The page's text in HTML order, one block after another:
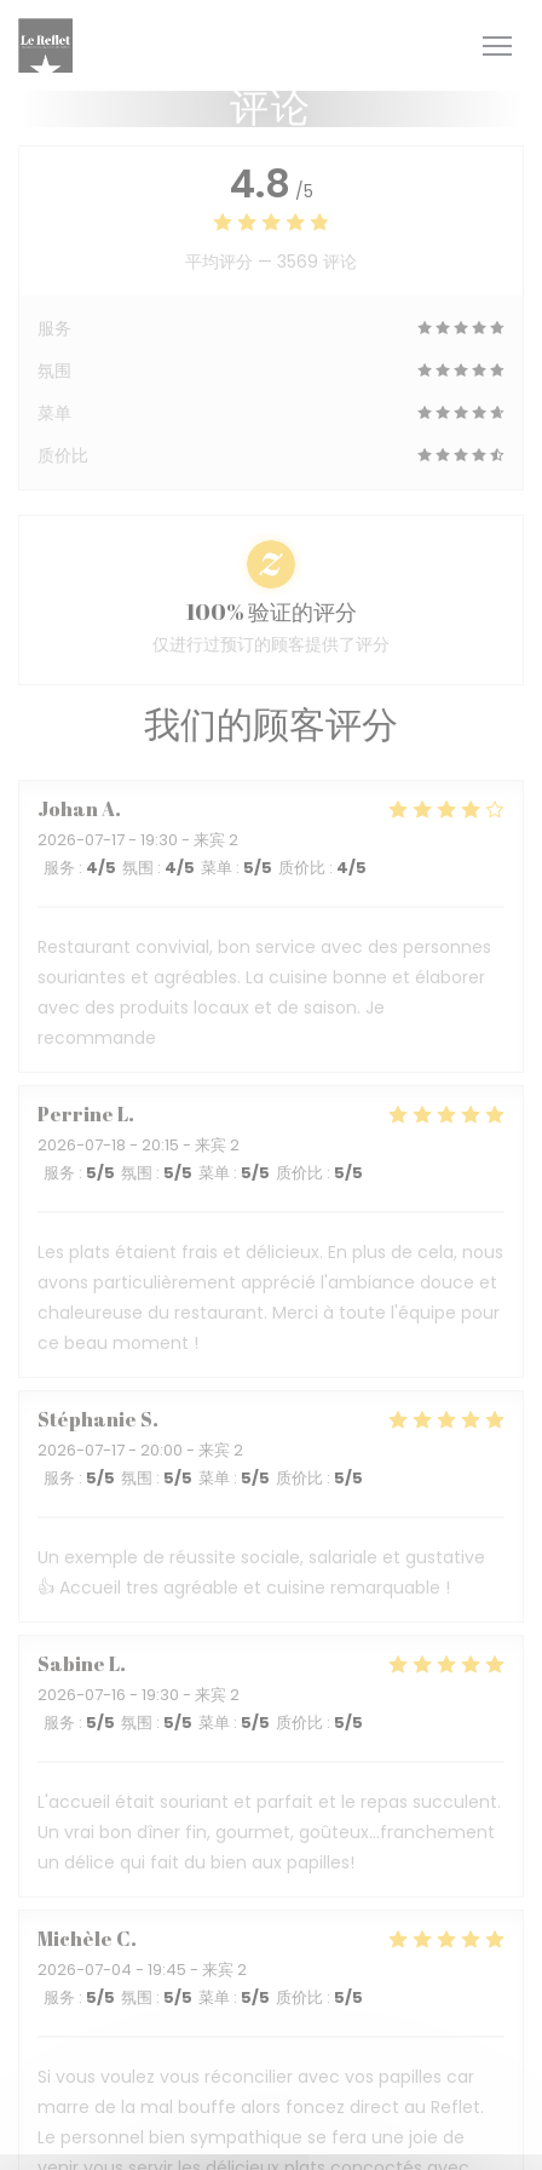
Cookie管理面板
评论
我们的顾客评分
JohanA
2026-07-17 - 19:30 - 来宾 2
服务 : 4/5 氛围 : 4/5 菜单 : 5/5 质价比 : 4/5
Restaurant convivial, bon service avec des personnes
souriantes et agréables. La cuisine bonne et élaborer
avec des produits locaux et de saison. Je
recommande
PerrineL
2026-07-18 - 20:15 - 来宾 2
服务 : 5/5 氛围 : 5/5 菜单 : 5/5 质价比 : 5/5
Les plats étaient frais et délicieux. En plus de cela, nous
avons particulièrement apprécié l'ambiance douce et
chaleureuse du restaurant. Merci à toute l'équipe pour
ce beau moment !
Stéphanie S
2026-07-17 - 20:00 - 来宾 2
服务 : 5/5 氛围 : 5/5 菜单 : 5/5 质价比 : 5/5
Un exemple de réussite sociale, salariale et gustative
👍 Accueil tres agréable et cuisine remarquable !
SabineL
2026-07-16 - 19:30 - 来宾 2
服务 : 5/5 氛围 : 5/5 菜单 : 5/5 质价比 : 5/5
L'accueil était souriant et parfait et le repas succulent.
Un vrai bon dîner fin, gourmet, goûteux...franchement
un délice qui fait du bien aux papilles!
Michèle C
2026-07-04 - 19:45 - 来宾 2
服务 : 5/5 氛围 : 5/5 菜单 : 5/5 质价比 : 5/5
Si vous voulez vous réconcilier avec vos papilles car
marre de la mal bouffe alors foncez direct au Reflet.
Le personnel bien sympathique se fera une joie de
4.8 /5
平均评分 — 3569 评论
服务
氛围
菜单
质价比
100% 验证的评分
仅进行过预订的顾客提供了评分